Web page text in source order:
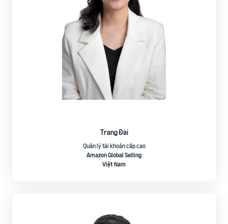
Trang Đài
Quản lý tài khoản cấp cao
Amazon Global Selling
Việt Nam